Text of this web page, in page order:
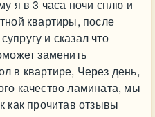
я в 3 часа ночи сплю и
квартиры, после
и сказал что
заменить
в квартире, Через день,
качество ламината, мы
как прочитав отзывы